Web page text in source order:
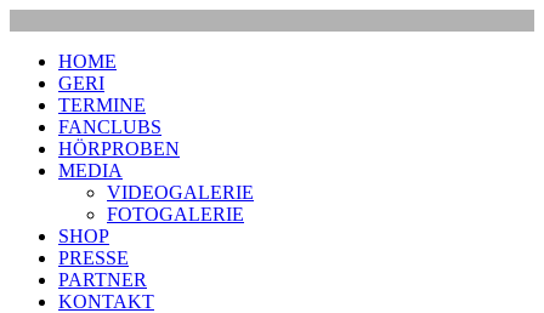
HOME
GERI
TERMINE
FANCLUBS
HÖRPROBEN
MEDIA
VIDEOGALERIE
FOTOGALERIE
SHOP
PRESSE
PARTNER
KONTAKT